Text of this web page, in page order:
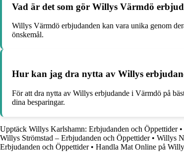
Vad är det som gör Willys Värmdö
Willys Värmdö erbjudanden kan vara unika genom
önskemål.
Hur kan jag dra nytta av Willys
För att dra nytta av Willys erbjudande i Värmdö på
dina besparingar.
Upptäck Willys Karlshamn: Erbjudanden och Öppettider•
Willys Strömstad – Erbjudanden och Öppettider• Willys
Erbjudanden och Öppettider• Handla Mat Online på